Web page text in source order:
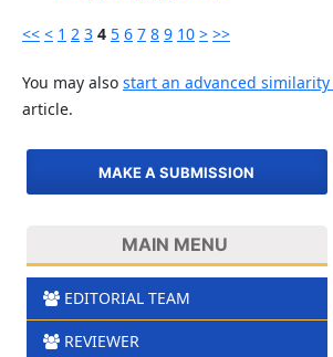
<< < 1 2 3 4 5 6 7 8 9 10 > >>
You may also start an advanced similarity
article.
MAKE A SUBMISSION
MAIN MENU
EDITORIAL TEAM
REVIEWER